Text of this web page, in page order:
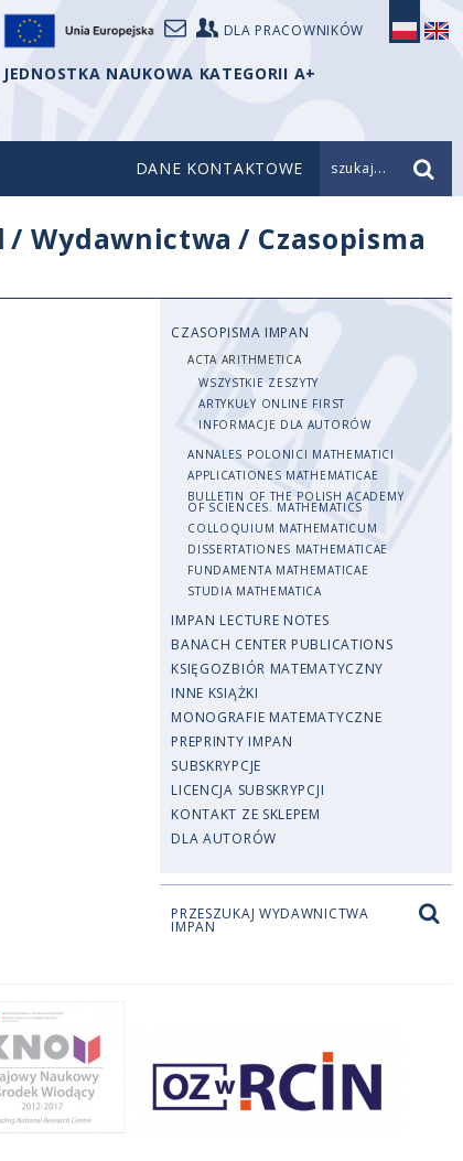
DLA PRACOWNIKÓW
JEDNOSTKA NAUKOWA KATEGORII A+
DANE KONTAKTOWE szukaj...
/Wydawnictwa / Czasopisma
CZASOPISMA IMPAN
ACTA ARITHMETICA
WSZYSTKIE ZESZYTY
ARTYKUŁY ONLINE FIRST
INFORMACJE DLA AUTORÓW
ANNALES POLONICI MATHEMATICI
APPLICATIONES MATHEMATICAE
BULLETIN OF THE POLISH ACADEMY
OF SCIENCES. MATHEMATICS
COLLOQUIUM MATHEMATICUM
DISSERTATIONES MATHEMATICAE
FUNDAMENTA MATHEMATICAE
STUDIA MATHEMATICA
IMPAN LECTURE NOTES
BANACH CENTER PUBLICATIONS
KSIĘGOZBIÓR MATEMATYCZNY
INNE KSIĄŻKI
MONOGRAFIE MATEMATYCZNE
PREPRINTY IMPAN
SUBSKRYPCJE
LICENCJA SUBSKRYPCJI
KONTAKT ZE SKLEPEM
DLA AUTORÓW
PRZESZUKAJ WYDAWNICTWA
IMPAN